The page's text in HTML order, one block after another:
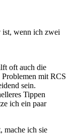
wenn ich zwei
oft auch die
mit RCS
sein.
Tippen
ich ein paar
mache ich sie